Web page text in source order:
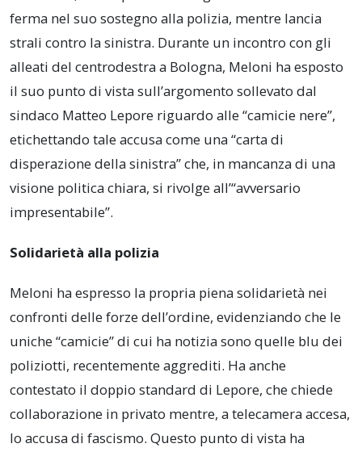
ferma nel suo sostegno alla polizia, mentre lancia
strali contro la sinistra. Durante un incontro con gli
alleati del centrodestra a Bologna, Meloni ha esposto
il suo punto di vista sull’argomento sollevato dal
sindaco Matteo Lepore riguardo alle “camicie nere”,
etichettando tale accusa come una “carta di
disperazione della sinistra” che, in mancanza di una
visione politica chiara, si rivolge all’“avversario
impresentabile”.
Solidarietà alla polizia
Meloni ha espresso la propria piena solidarietà nei
confronti delle forze dell’ordine, evidenziando che le
uniche “camicie” di cui ha notizia sono quelle blu dei
poliziotti, recentemente aggrediti. Ha anche
contestato il doppio standard di Lepore, che chiede
collaborazione in privato mentre, a telecamera accesa,
lo accusa di fascismo. Questo punto di vista ha